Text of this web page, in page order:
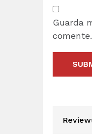
Guarda
comente.